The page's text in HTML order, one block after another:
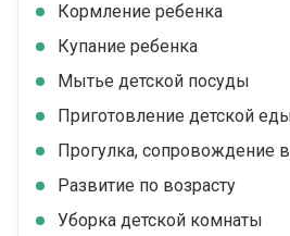
Кормление ребенка
Купание ребенка
Мытье детской посуды
Приготовление детской
Прогулка, сопровождение
Развитие по возрасту
Уборка детской комнаты